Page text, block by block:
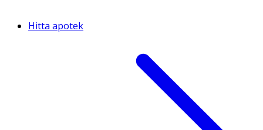
Hitta apotek